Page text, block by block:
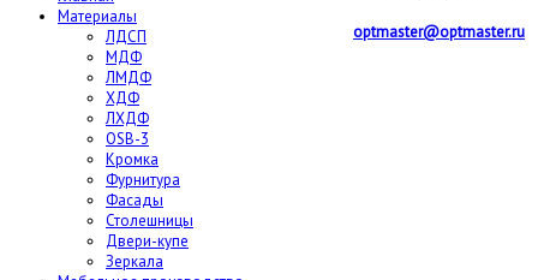
optmaster@optmaster.ru
Материалы
ЛДСП
МДФ
ЛМДФ
ХДФ
ЛХДФ
OSB-3
Кромка
Фурнитура
Фасады
Столешницы
Двери-купе
Зеркала